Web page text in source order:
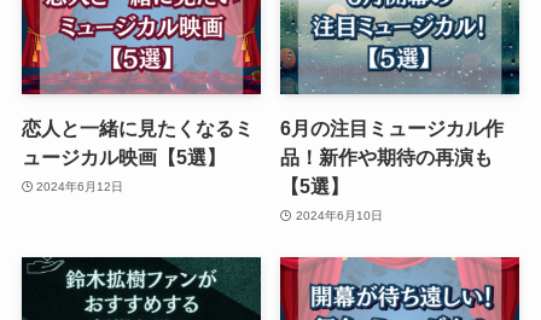
恋人と一緒に見たくなるミ
ュージカル映画【5選】
2024年6月12日
6月の注目ミュージカル作
品！新作や期待の再演も
【5選】
2024年6月10日